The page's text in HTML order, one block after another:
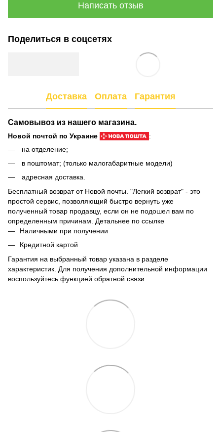
Написать отзыв
Поделиться в соцсетях
Доставка Оплата Гарантия
Самовывоз из нашего магазина.
Новой почтой по Украине
:
на отделение;
в поштомат; (только малогабаритные модели)
адресная доставка.
Бесплатный возврат от Новой почты. "Легкий возврат" - это
простой сервис, позволяющий быстро вернуть уже
полученный товар продавцу, если он не подошел вам по
определенным причинам. Детальнее по ссылке
Наличными при получении
Кредитной картой
Гарантия на выбранный товар указана в разделе
характеристик. Для получения дополнительной информации
воспользуйтесь функцией обратной связи.